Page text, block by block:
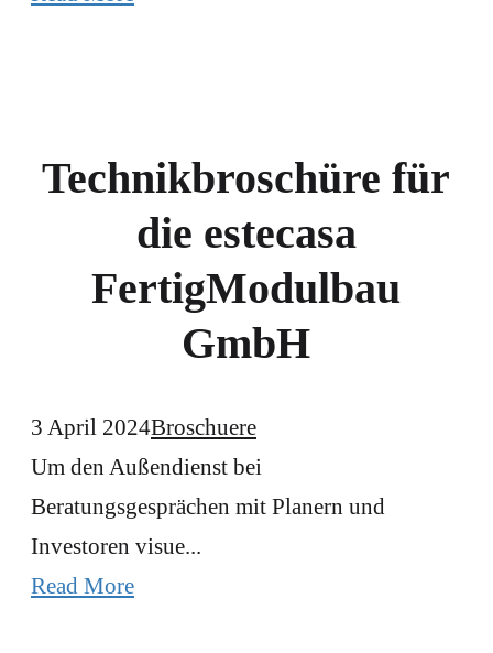
Technikbroschüre für
die estecasa
FertigModulbau
GmbH
3 April 2024Broschuere
Um den Außendienst bei
Beratungsgesprächen mit Planern und
Investoren visue...
Read More